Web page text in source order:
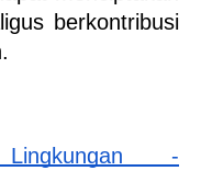
berkontribusi
-